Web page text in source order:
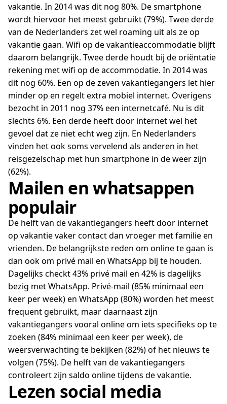
vakantie. In 2014 was dit nog 80%. De smartphone
wordt hiervoor het meest gebruikt (79%). Twee derde
van de Nederlanders zet wel roaming uit als ze op
vakantie gaan. Wifi op de vakantieaccommodatie blijft
daarom belangrijk. Twee derde houdt bij de oriëntatie
rekening met wifi op de accommodatie. In 2014 was
dit nog 60%. Een op de zeven vakantiegangers let hier
minder op en regelt extra mobiel internet. Overigens
bezocht in 2011 nog 37% een internetcafé. Nu is dit
slechts 6%. Een derde heeft door internet wel het
gevoel dat ze niet echt weg zijn. En Nederlanders
vinden het ook soms vervelend als anderen in het
reisgezelschap met hun smartphone in de weer zijn
(62%).
Mailen en whatsappen
populair
De helft van de vakantiegangers heeft door internet
op vakantie vaker contact dan vroeger met familie en
vrienden. De belangrijkste reden om online te gaan is
dan ook om privé mail en WhatsApp bij te houden.
Dagelijks checkt 43% privé mail en 42% is dagelijks
bezig met WhatsApp. Privé-mail (85% minimaal een
keer per week) en WhatsApp (80%) worden het meest
frequent gebruikt, maar daarnaast zijn
vakantiegangers vooral online om iets specifieks op te
zoeken (84% minimaal een keer per week), de
weersverwachting te bekijken (82%) of het nieuws te
volgen (75%). De helft van de vakantiegangers
controleert zijn saldo online tijdens de vakantie.
Lezen social media